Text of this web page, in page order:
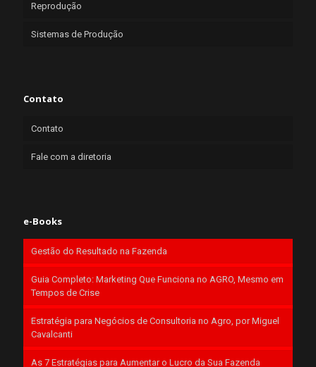
Reprodução
Sistemas de Produção
Contato
Contato
Fale com a diretoria
e-Books
Gestão do Resultado na Fazenda
Guia Completo: Marketing Que Funciona no AGRO, Mesmo em
Tempos de Crise
Estratégia para Negócios de Consultoria no Agro, por Miguel
Cavalcanti
As 7 Estratégias para Aumentar o Lucro da Sua Fazenda